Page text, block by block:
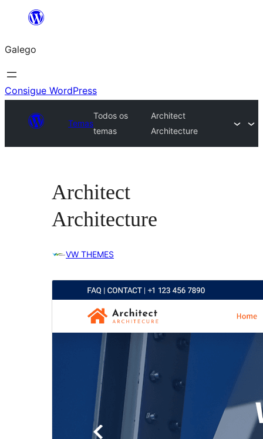
Saltar
contido
Galego
Consigue WordPress
Temas
Todos os
temas
Architect
Architecture
Architect
Architecture
VW THEMES